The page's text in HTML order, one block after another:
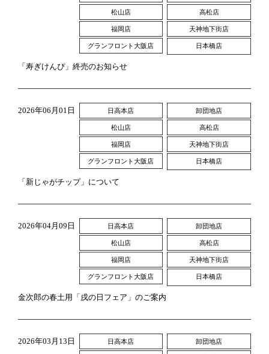
製法
松山店 高松店
福岡店 天神地下街店
グランフロント大阪店 日本橋店
「寿ぎけんぴ」終売のお知らせ
2026年06月01日 日高本店 卸団地店
松山店 高松店
福岡店 天神地下街店
グランフロント大阪店 日本橋店
「新じゃがチップ」について
2026年04月09日 日高本店 卸団地店
松山店 高松店
福岡店 天神地下街店
グランフロント大阪店 日本橋店
金次郎の春土用「戌の日フェア」のご案内
2026年03月13日 日高本店 卸団地店